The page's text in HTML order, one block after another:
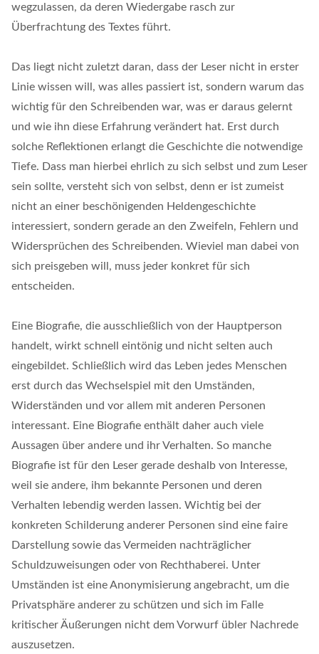
wegzulassen, da deren Wiedergabe rasch zur
Überfrachtung des Textes führt.
Das liegt nicht zuletzt daran, dass der Leser nicht in erster
Linie wissen will, was alles passiert ist, sondern warum das
wichtig für den Schreibenden war, was er daraus gelernt
und wie ihn diese Erfahrung verändert hat. Erst durch
solche Reflektionen erlangt die Geschichte die notwendige
Tiefe. Dass man hierbei ehrlich zu sich selbst und zum Leser
sein sollte, versteht sich von selbst, denn er ist zumeist
nicht an einer beschönigenden Heldengeschichte
interessiert, sondern gerade an den Zweifeln, Fehlern und
Widersprüchen des Schreibenden. Wieviel man dabei von
sich preisgeben will, muss jeder konkret für sich
entscheiden.
Eine Biografie, die ausschließlich von der Hauptperson
handelt, wirkt schnell eintönig und nicht selten auch
eingebildet. Schließlich wird das Leben jedes Menschen
erst durch das Wechselspiel mit den Umständen,
Widerständen und vor allem mit anderen Personen
interessant. Eine Biografie enthält daher auch viele
Aussagen über andere und ihr Verhalten. So manche
Biografie ist für den Leser gerade deshalb von Interesse,
weil sie andere, ihm bekannte Personen und deren
Verhalten lebendig werden lassen. Wichtig bei der
konkreten Schilderung anderer Personen sind eine faire
Darstellung sowie das Vermeiden nachträglicher
Schuldzuweisungen oder von Rechthaberei. Unter
Umständen ist eine Anonymisierung angebracht, um die
Privatsphäre anderer zu schützen und sich im Falle
kritischer Äußerungen nicht dem Vorwurf übler Nachrede
auszusetzen.